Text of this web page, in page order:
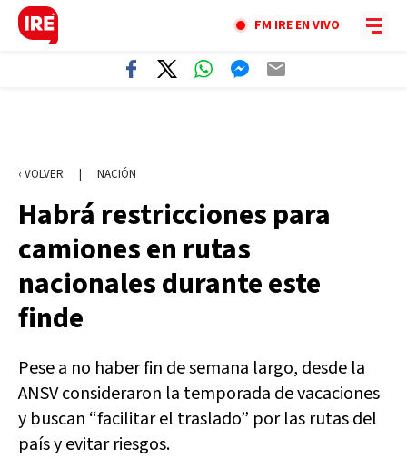
FM IRE EN VIVO
‹ VOLVER | NACIÓN
Habrá restricciones para
camiones en rutas
nacionales durante este
finde
Pese a no haber fin de semana largo, desde la
ANSV consideraron la temporada de vacaciones
y buscan “facilitar el traslado” por las rutas del
país y evitar riesgos.